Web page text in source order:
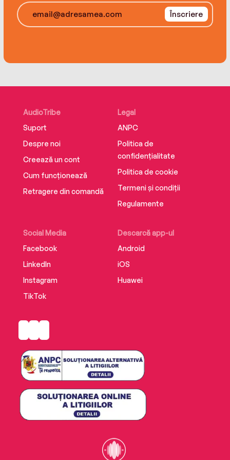
Înscriere
AudioTribe
Suport
Despre noi
Creează un cont
Cum funcționează
Retragere din comandă
Social Media
Facebook
LinkedIn
Instagram
TikTok
Descarcă app-ul
Android
iOS
Huawei
Legal
ANPC
Politica de
confidențialitate
Politica de cookie
Termeni și condiții
Regulamente